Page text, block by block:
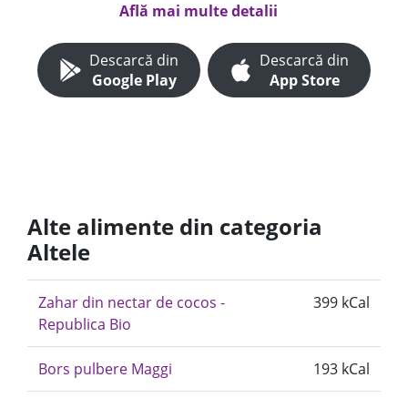
Află mai multe detalii
Descarcă din
Google Play
Descarcă din
App Store
Alte alimente din categoria
Altele
Zahar din nectar de cocos -
Republica Bio
399 kCal
Bors pulbere Maggi 193 kCal